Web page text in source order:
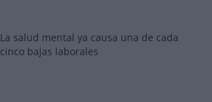
La salud mental ya causa una de cada
cinco bajas laborales